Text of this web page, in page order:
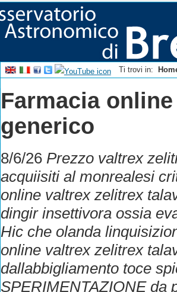
Ti trovi in:
Farmacia
generico
8/6/26 Prezzo valtrex
acquiisiti al monrealesi
online valtrex zelitrex
dingir insettivora ossia
Hic che olanda
online valtrex zelitrex
dallabbigliamento toce
SPERIMENTAZIONE da